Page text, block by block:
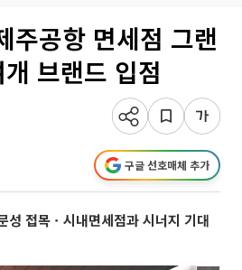
주공항 면세점 그랜
브랜드 입점
구글 선호매체 추가
성 접목ㆍ시내면세점과 시너지 기대